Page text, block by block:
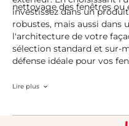
nettoyage des fenêtres ou
investissez dans un
robustes, mais aussi dans
l'architecture de votre
sélection standard et sur-
défense idéale pour vos
Lire plus